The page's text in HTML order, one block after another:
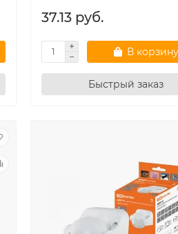
37.13 руб.
В корзину
Быстрый заказ